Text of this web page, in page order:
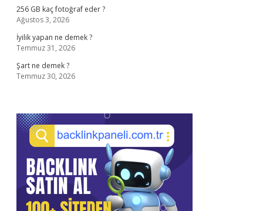
256 GB kaç fotoğraf eder ?
Ağustos 3, 2026
İyilik yapan ne demek ?
Temmuz 31, 2026
Şart ne demek ?
Temmuz 30, 2026